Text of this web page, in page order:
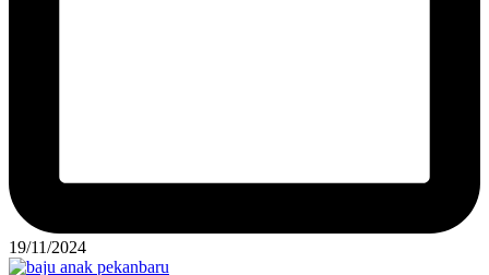
19/11/2024